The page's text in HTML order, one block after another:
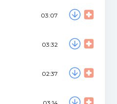
03:07
03:32
02:37
03:14